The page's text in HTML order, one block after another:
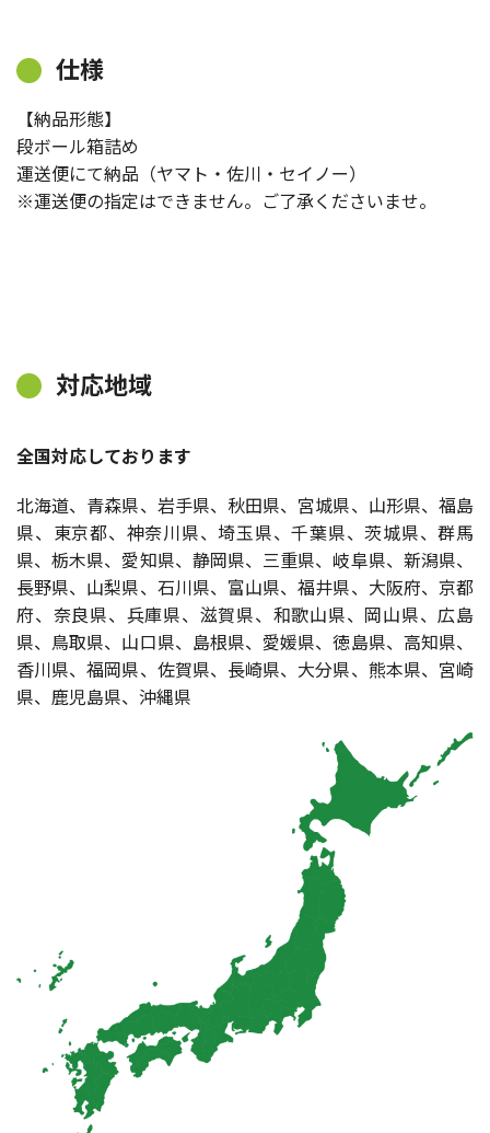
仕様
【納品形態】
段ボール箱詰め
運送便にて納品（ヤマト・佐川・セイノー）
※運送便の指定はできません。ご了承くださいませ。
対応地域
全国対応しております
北海道、青森県、岩手県、秋田県、宮城県、山形県、福島
県、東京都、神奈川県、埼玉県、千葉県、茨城県、群馬
県、栃木県、愛知県、静岡県、三重県、岐阜県、新潟県、
長野県、山梨県、石川県、富山県、福井県、大阪府、京都
府、奈良県、兵庫県、滋賀県、和歌山県、岡山県、広島
県、鳥取県、山口県、島根県、愛媛県、徳島県、高知県、
香川県、福岡県、佐賀県、長崎県、大分県、熊本県、宮崎
県、鹿児島県、沖縄県